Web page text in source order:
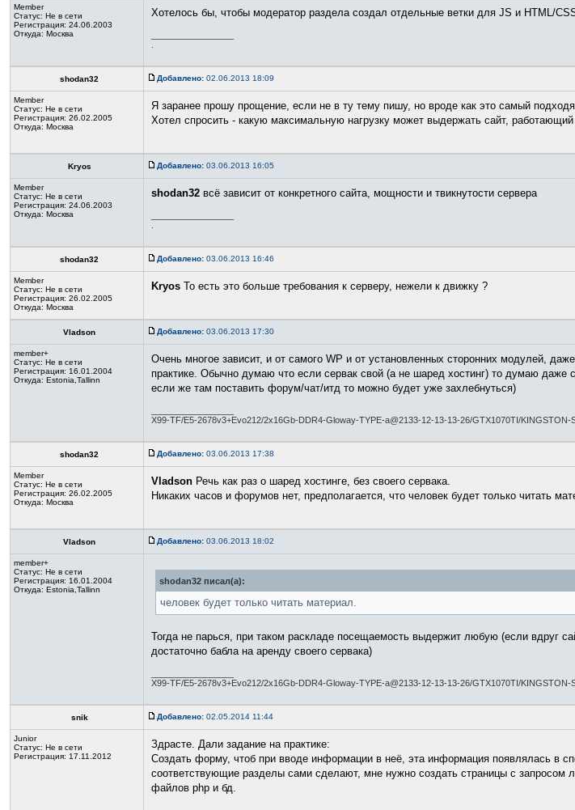
Member
Статус: Не в сети
Регистрация: 24.06.2003
Откуда: Москва
Хотелось бы, чтобы модератор раздела создал отдельные ветки для JS и HTML/
shodan32 Добавлено: 02.06.2013 18:09
Member
Статус: Не в сети
Регистрация: 26.02.2005
Откуда: Москва
Я заранее прошу прощение, если не в ту тему пишу, но вроде как это самый
Хотел спросить - какую максимальную нагрузку может выдержать сайт,
Kryos Добавлено: 03.06.2013 16:05
Member
Статус: Не в сети
Регистрация: 24.06.2003
Откуда: Москва
shodan32 всё зависит от конкретного сайта, мощности и твикнутости сервера
shodan32 Добавлено: 03.06.2013 16:46
Member
Статус: Не в сети
Регистрация: 26.02.2005
Откуда: Москва
Kryos То есть это больше требования к серверу, нежели к движку ?
Vladson Добавлено: 03.06.2013 17:30
member+
Статус: Не в сети
Регистрация: 16.01.2004
Откуда: Estonia,Tallinn
Очень многое зависит, и от самого WP и от установленных сторонних модулей,
практике. Обычно думаю что если сервак свой (а не шаред хостинг) то думаю даже
если же там поставить форум/чат/итд то можно будет уже захлебнуться)
X99-TF/E5-2678v3+Evo212/2x16Gb-DDR4-Gloway-TYPE-a@2133-12-13-13-26/GTX1070TI/KINGSTON-
shodan32 Добавлено: 03.06.2013 17:38
Member
Статус: Не в сети
Регистрация: 26.02.2005
Откуда: Москва
Vladson Речь как раз о шаред хостинге, без своего сервака.
Никаких часов и форумов нет, предполагается, что человек будет только читать
Vladson Добавлено: 03.06.2013 18:02
member+
Статус: Не в сети
Регистрация: 16.01.2004
Откуда: Estonia,Tallinn
shodan32 писал(а):
человек будет только читать материал.
Тогда не парься, при таком раскладе посещаемость выдержит любую (если вдруг
достаточно бабла на аренду своего сервака)
X99-TF/E5-2678v3+Evo212/2x16Gb-DDR4-Gloway-TYPE-a@2133-12-13-13-26/GTX1070TI/KINGSTON-
snik Добавлено: 02.05.2014 11:44
Junior
Статус: Не в сети
Регистрация: 17.11.2012
Здрасте. Дали задание на практике:
Создать форму, чтоб при вводе информации в неё, эта информация появлялась в
соответствующие разделы сами сделают, мне нужно создать страницы с
файлов php и бд.